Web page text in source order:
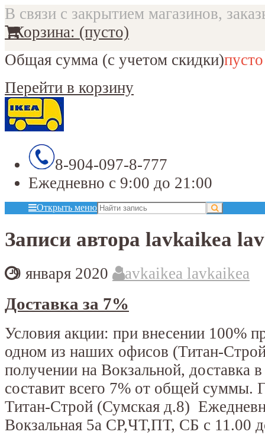
В связи с закрытием магазинов,
Корзина: (пусто)
Общая сумма (с учетом скидки)пусто
Перейти в корзину
8-904-097-8-777
Ежедневно с 9:00 до 21:00
Открыть меню
Записи автора lavkaikea
9 января 2020 lavkaikea lavkaikea
Доставка за 7%
Условия акции: при внесении 100%
одном из наших офисов (Титан-
получении на Вокзальной, доставка
составит всего 7% от общей суммы.
Титан-Строй (Сумская д.8)
Вокзальная 5а СР,ЧТ,ПТ, СБ с 11.00